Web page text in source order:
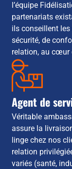
l’équipe
partenariats
ils conseillent
sécurité, de
relation, au cœur
Agent de
Véritable
assure la
linge chez nos
relation
variés (santé,